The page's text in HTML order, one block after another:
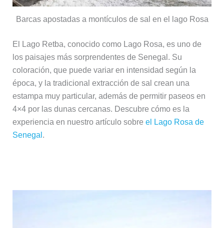
Barcas apostadas a montículos de sal en el lago Rosa
El Lago Retba, conocido como Lago Rosa, es uno de
los paisajes más sorprendentes de Senegal. Su
coloración, que puede variar en intensidad según la
época, y la tradicional extracción de sal crean una
estampa muy particular, además de permitir paseos en
4×4 por las dunas cercanas. Descubre cómo es la
experiencia en nuestro artículo sobre el Lago Rosa de
Senegal .